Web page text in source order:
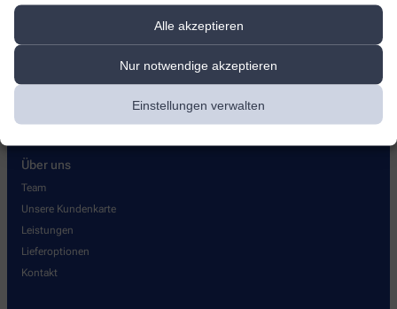
Alle akzeptieren
Nur notwendige akzeptieren
Einstellungen verwalten
Groot Enn 3,21149 Hamburg
ulen-apotheke@t-online.de
Über uns
Team
Unsere Kundenkarte
Leistungen
Lieferoptionen
Kontakt